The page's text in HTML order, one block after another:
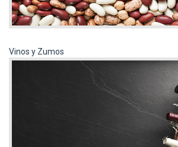
Vinos y Zumos